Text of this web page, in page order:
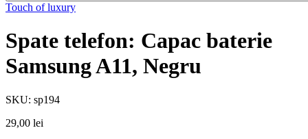
Touch of luxury
Spate telefon: Capac baterie
Samsung A11, Negru
SKU: sp194
29,00 lei